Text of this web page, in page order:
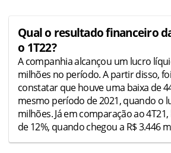
Qual o resultado financeiro
o 1T22?
A companhia alcançou um lucro
milhões no período. A partir disso,
constatar que houve uma baixa de
mesmo período de 2021, quando o
milhões. Já em comparação ao
de 12%, quando chegou a R$ 3.446